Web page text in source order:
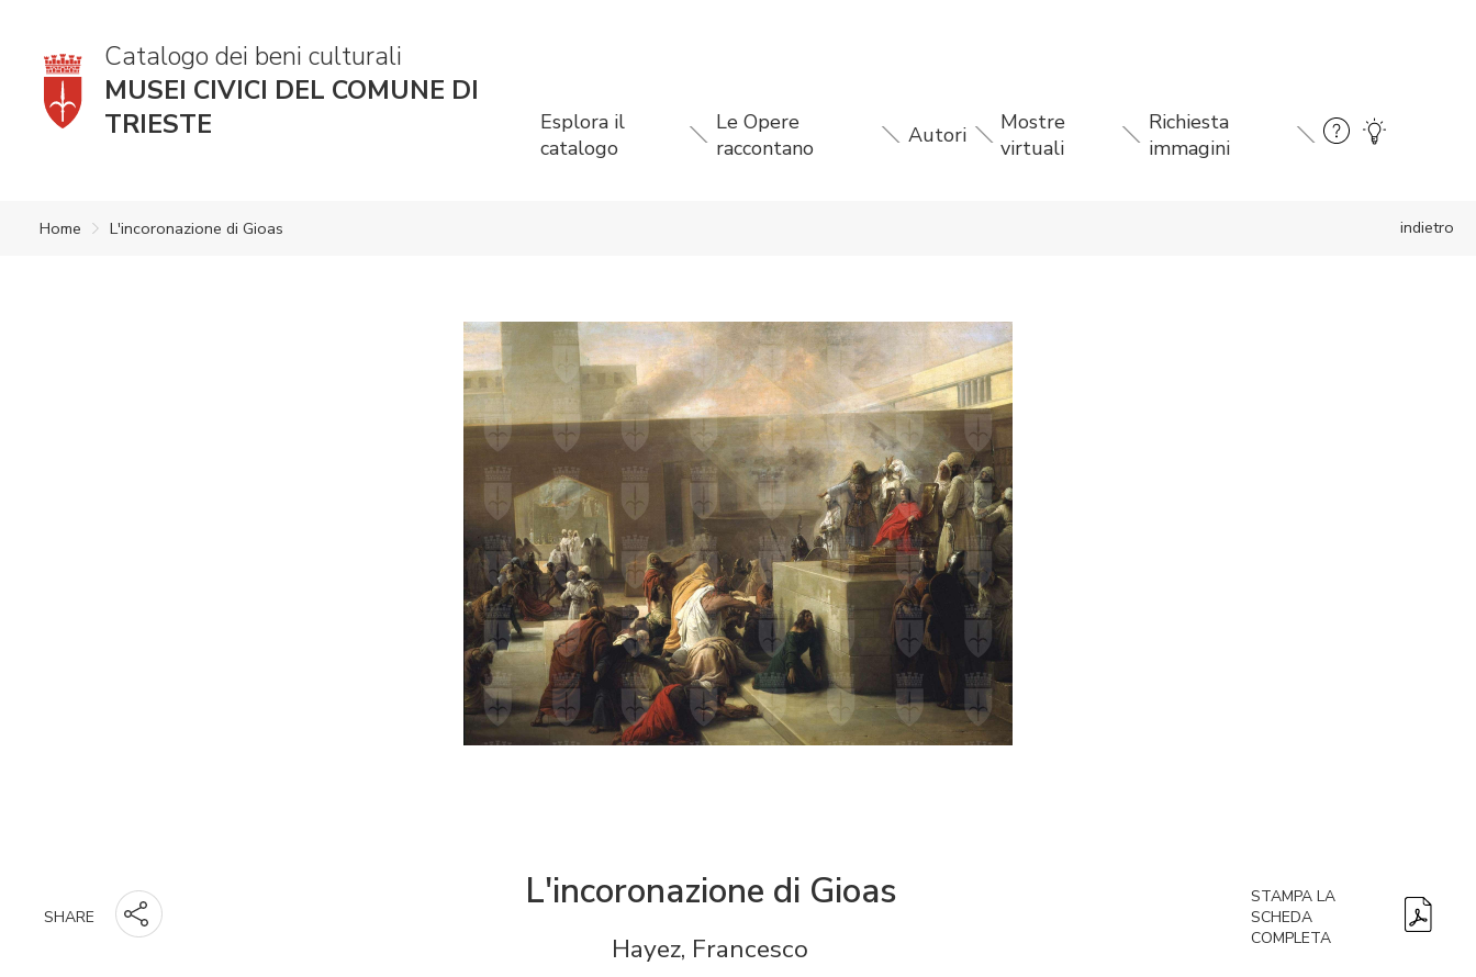
Catalogo dei beni culturali
MUSEI CIVICI DEL COMUNE DI
TRIESTE
Esplora il
catalogo
Le Opere
raccontano
Autori
Mostre
virtuali
Richiesta
immagini
indietro
Home L'incoronazione di Gioas
SHARE
L'incoronazione di Gioas
Hayez, Francesco
STAMPA LA
SCHEDA
COMPLETA